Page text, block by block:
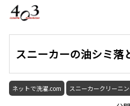
スニーカーの油シミ落
ネットで洗濯.com スニーカークリーニ